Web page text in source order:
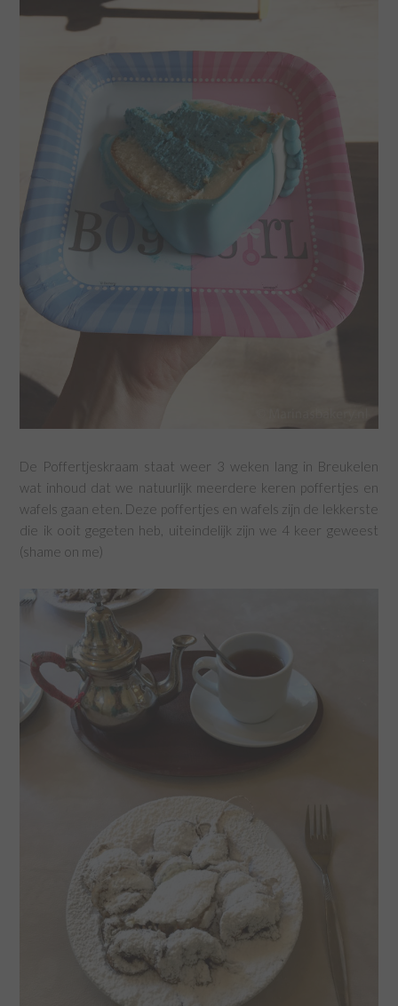
De Poffertjeskraam staat weer 3 weken lang in Breukelen
wat inhoud dat we natuurlijk meerdere keren poffertjes en
wafels gaan eten. Deze poffertjes en wafels zijn de lekkerste
die ik ooit gegeten heb, uiteindelijk zijn we 4 keer geweest
(shame on me)